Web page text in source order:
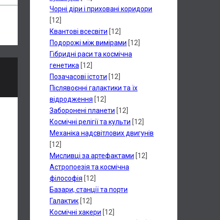
Чорні діри і приховані коридори
[12]
Квантові всесвіти [12]
Подорожі між вимірами [12]
Гібридні раси та космічна
генетика [12]
Позачасові істоти [12]
Післявоєнні галактики та їх
відродження [12]
Заборонені планети [12]
Космічні релігії та культи [12]
Механіка надсвітлових двигунів
[12]
Мисливці за артефактами [12]
Астропоезія та космічна
філософія [12]
Базари, станції та порти
Галактик [12]
Космічні хакери [12]